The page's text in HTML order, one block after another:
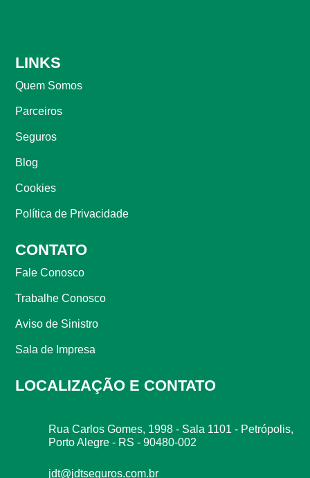
LINKS
Quem Somos
Parceiros
Seguros
Blog
Cookies
Política de Privacidade
CONTATO
Fale Conosco
Trabalhe Conosco
Aviso de Sinistro
Sala de Impresa
LOCALIZAÇÃO E CONTATO
Rua Carlos Gomes, 1998 - Sala 1101 - Petrópolis,
Porto Alegre - RS - 90480-002
jdt@jdtseguros.com.br